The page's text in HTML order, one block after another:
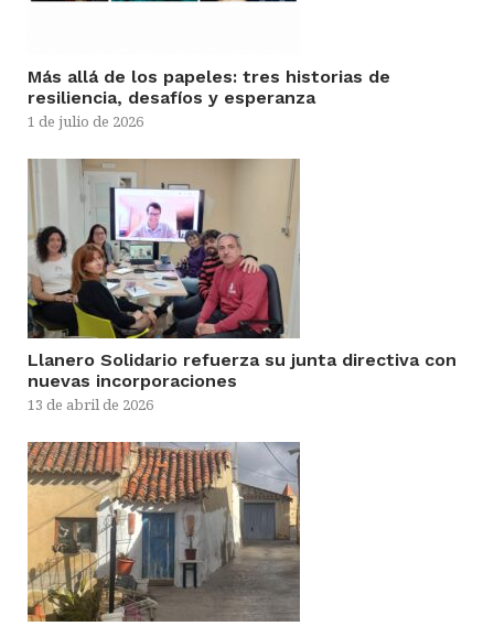
Más allá de los papeles: tres historias de
resiliencia, desafíos y esperanza
1 de julio de 2026
Llanero Solidario refuerza su junta directiva con
nuevas incorporaciones
13 de abril de 2026